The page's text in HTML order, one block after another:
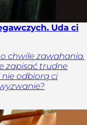
Uda ci
o chwilę zawahania.
zapisać trudne
nie odbiorą ci